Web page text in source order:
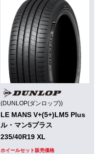
(DUNLOP(ダンロップ))
LE MANS V+(5+)LM5 Plus
ル・マン5プラス
235/40R19 XL
ホイールセット販売価格